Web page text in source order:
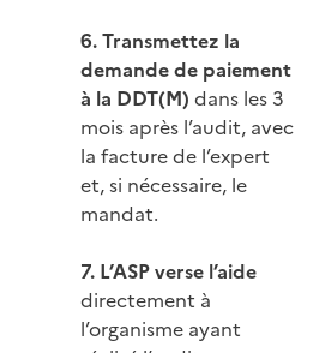
6. Transmettez la
demande de paiement
à la DDT(M) dans les 3
mois après l’audit, avec
la facture de l’expert
et, si nécessaire, le
mandat.
7. L’ASP verse l’aide
directement à
l’organisme ayant